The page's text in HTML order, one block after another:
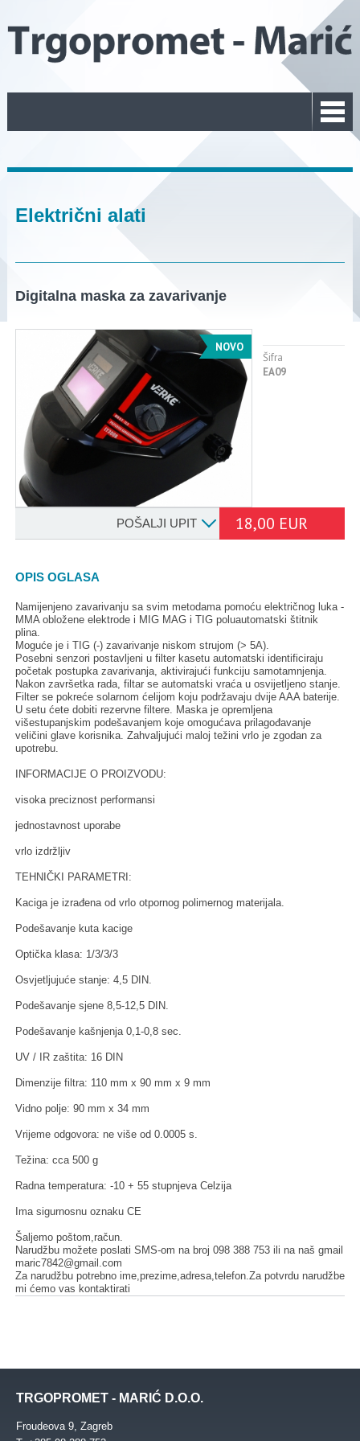
Električni alati
Digitalna maska za zavarivanje
NOVO
Šifra
EA09
POŠALJI UPIT 18,00 EUR
OPIS OGLASA
Namijenjeno zavarivanju sa svim metodama pomoću električnog luka -
MMA obložene elektrode i MIG MAG i TIG poluautomatski štitnik
plina.
Moguće je i TIG (-) zavarivanje niskom strujom (> 5A).
Posebni senzori postavljeni u filter kasetu automatski identificiraju
početak postupka zavarivanja, aktivirajući funkciju samotamnjenja.
Nakon završetka rada, filtar se automatski vraća u osvijetljeno stanje.
Filter se pokreće solarnom ćelijom koju podržavaju dvije AAA baterije.
U setu ćete dobiti rezervne filtere. Maska je opremljena
višestupanjskim podešavanjem koje omogućava prilagođavanje
veličini glave korisnika. Zahvaljujući maloj težini vrlo je zgodan za
upotrebu.
INFORMACIJE O PROIZVODU:
visoka preciznost performansi
jednostavnost uporabe
vrlo izdržljiv
TEHNIČKI PARAMETRI:
Kaciga je izrađena od vrlo otpornog polimernog materijala.
Podešavanje kuta kacige
Optička klasa: 1/3/3/3
Osvjetljujuće stanje: 4,5 DIN.
Podešavanje sjene 8,5-12,5 DIN.
Podešavanje kašnjenja 0,1-0,8 sec.
UV / IR zaštita: 16 DIN
Dimenzije filtra: 110 mm x 90 mm x 9 mm
Vidno polje: 90 mm x 34 mm
Vrijeme odgovora: ne više od 0.0005 s.
Težina: cca 500 g
Radna temperatura: -10 + 55 stupnjeva Celzija
Ima sigurnosnu oznaku CE
Šaljemo poštom,račun.
Narudžbu možete poslati SMS-om na broj 098 388 753 ili na naš gmail
maric7842@gmail.com
Za narudžbu potrebno ime,prezime,adresa,telefon.Za potvrdu narudžbe
mi ćemo vas kontaktirati
TRGOPROMET - MARIĆ D.O.O.
Froudeova 9, Zagreb